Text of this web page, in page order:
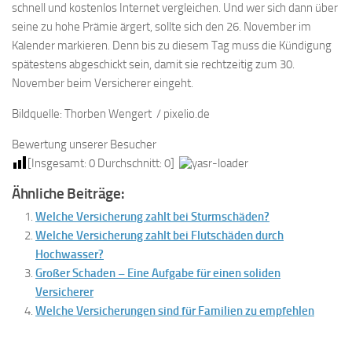
schnell und kostenlos Internet vergleichen. Und wer sich dann über
seine zu hohe Prämie ärgert, sollte sich den 26. November im
Kalender markieren. Denn bis zu diesem Tag muss die Kündigung
spätestens abgeschickt sein, damit sie rechtzeitig zum 30.
November beim Versicherer eingeht.
Bildquelle: Thorben Wengert / pixelio.de
Bewertung unserer Besucher
[Insgesamt: 0 Durchschnitt: 0]
Ähnliche Beiträge:
Welche Versicherung zahlt bei Sturmschäden?
Welche Versicherung zahlt bei Flutschäden durch
Hochwasser?
Großer Schaden – Eine Aufgabe für einen soliden
Versicherer
Welche Versicherungen sind für Familien zu empfehlen